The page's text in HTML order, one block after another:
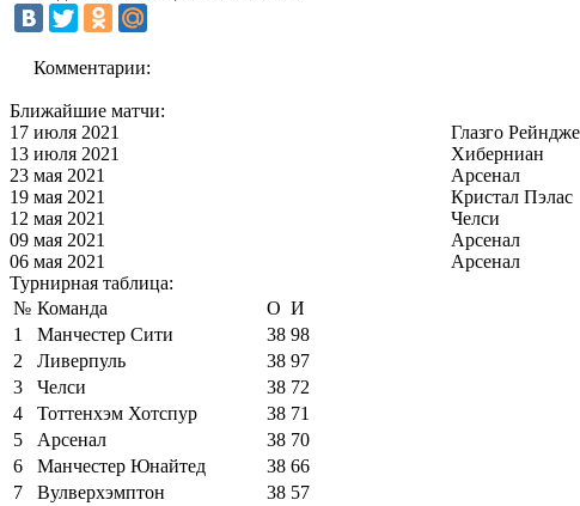
Комментарии:
Ближайшие матчи:
17 июля 2021
Глазго
13 июля 2021
Хиберниан
23 мая 2021
Арсенал
19 мая 2021
Кристал Пэлас
12 мая 2021
Челси
09 мая 2021
Арсенал
06 мая 2021
Арсенал
Турнирная таблица:
№ Команда О И
1
Манчестер Сити 38 98
2
Ливерпуль 38 97
3
Челси 38 72
4
Тоттенхэм Хотспур 38 71
5
Арсенал 38 70
6
Манчестер Юнайтед 38 66
7
Вулверхэмптон 38 57